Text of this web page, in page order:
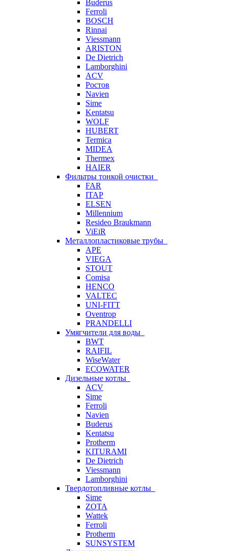
Buderus
Ferroli
BOSCH
Rinnai
Viessmann
ARISTON
De Dietrich
Lamborghini
ACV
Ростов
Navien
Sime
Kentatsu
WOLF
HUBERT
Termica
MIDEA
Thermex
HAIER
Фильтры тонкой очистки
FAR
ITAP
ELSEN
Millennium
Resideo Braukmann
ViEiR
Металлопластиковые трубы
APE
VIEGA
STOUT
Comisa
HENCO
VALTEC
UNI-FITT
Oventrop
PRANDELLI
Умягчители для воды
BWT
RAIFIL
WiseWater
ECOWATER
Дизельные котлы
ACV
Sime
Ferroli
Navien
Buderus
Kentatsu
Protherm
KITURAMI
De Dietrich
Viessmann
Lamborghini
Твердотопливные котлы
Sime
ZOTA
Wattek
Ferroli
Protherm
SUNSYSTEM